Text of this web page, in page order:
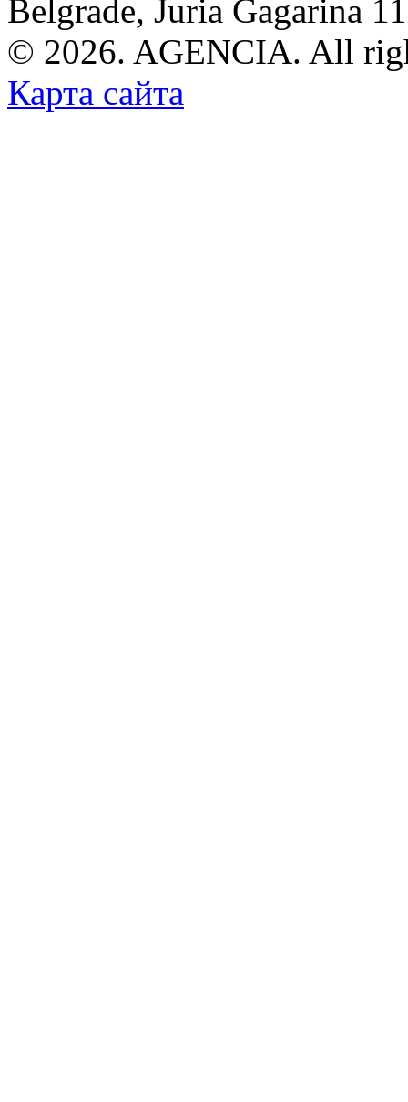
Belgrade, Juria Gagarina
© 2026. AGENCIA. All
Карта сайта